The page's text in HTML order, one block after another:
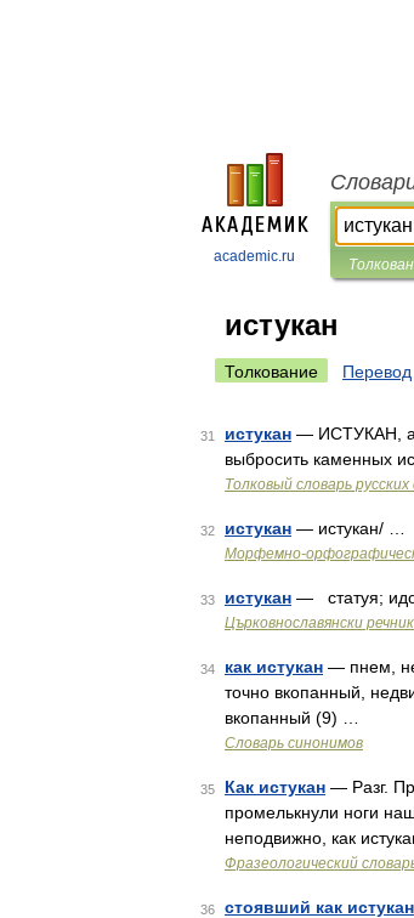
academic.ru
истукан
Толкование Перевод
31 истукан — ИСТУКАН, а,
выбросить каменных
Толковый словарь
32 истукан — истукан/ …
Морфемно-
33 истукан — статуя;
Църковнославянски речник
34 как истукан — пнем,
точно вкопанный,
вкопанный (9) …
Словарь синонимов
35 Как истукан — Разг.
промелькнули ноги
неподвижно, как
Фразеологический
36 стоявший как истукан